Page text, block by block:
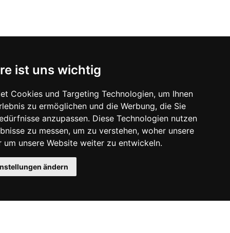
ist uns wichtig
Cookies und Targeting Technologien, um Ihnen
zu ermöglichen und die Werbung, die Sie
anzupassen. Diese Technologien nutzen
zu messen, um zu verstehen, woher unsere
um unsere Website weiter zu entwickeln.
ändern